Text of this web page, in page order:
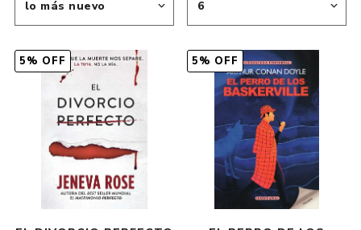
5% OFF 5% OFF